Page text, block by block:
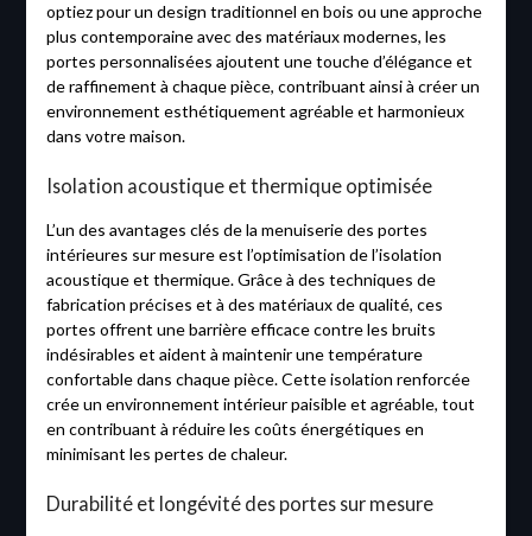
optiez pour un design traditionnel en bois ou une approche
plus contemporaine avec des matériaux modernes, les
portes personnalisées ajoutent une touche d’élégance et
de raffinement à chaque pièce, contribuant ainsi à créer un
environnement esthétiquement agréable et harmonieux
dans votre maison.
Isolation acoustique et thermique optimisée
L’un des avantages clés de la menuiserie des portes
intérieures sur mesure est l’optimisation de l’isolation
acoustique et thermique. Grâce à des techniques de
fabrication précises et à des matériaux de qualité, ces
portes offrent une barrière efficace contre les bruits
indésirables et aident à maintenir une température
confortable dans chaque pièce. Cette isolation renforcée
crée un environnement intérieur paisible et agréable, tout
en contribuant à réduire les coûts énergétiques en
minimisant les pertes de chaleur.
Durabilité et longévité des portes sur mesure